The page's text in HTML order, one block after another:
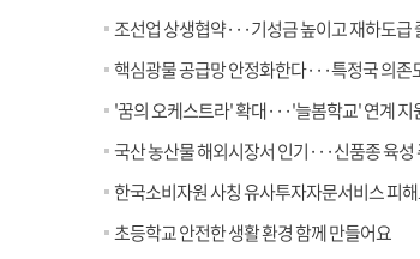
조선업 상생협약···기성금 높이고 재하도급
핵심광물 공급망 안정화한다···특정국 의존
'꿈의 오케스트라' 확대···'늘봄학교' 연계 지
국산 농산물 해외시장서 인기···신품종 육
한국소비자원 사칭 유사투자자문서비스 피
초등학교 안전한 생활 환경 함께 만들어요